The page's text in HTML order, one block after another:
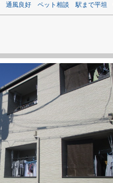
通風良好 ペット相談 駅まで平坦